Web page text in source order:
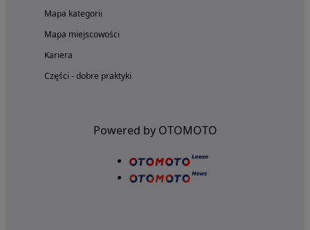
Mapa kategorii
Mapa miejscowości
Kariera
Części - dobre praktyki
Powered by OTOMOTO